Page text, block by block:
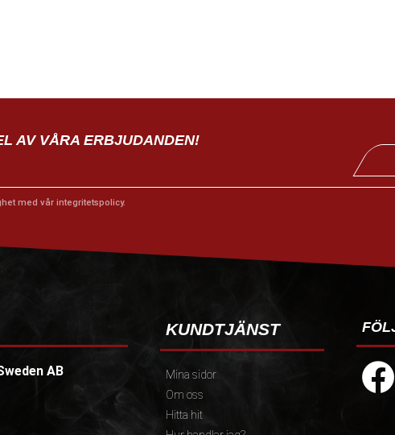
AV VÅRA ERBJUDANDEN!
med vår integritetspolicy.
AB
KUNDTJÄNST
Mina sidor
Om oss
Hitta hit